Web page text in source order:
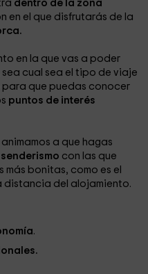
dentro de la zona
en el que disfrutarás de la
en la que vas a poder
sea cual sea el tipo de viaje
para que puedas conocer
puntos de interés
a que hagas
con las que
más bonitas, como es el
distancia del alojamiento.
.